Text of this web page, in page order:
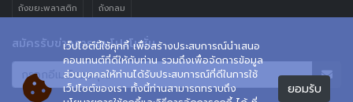
เว็ปไซต์นี้ใช้คุกกี้ เพื่อสร้างประสบการณ์นำเสนอ
คอนเทนต์ที่ดีให้กับท่าน รวมถึงเพื่อจัดการข้อมูล
ส่วนบุคคลให้ท่านได้รับประสบการณ์ที่ดีในการใช้
เว็ปไซต์ของเรา ทั้งนี้ท่านสามารถทราบถึง
ยอมรับ
ถังขยะพลาสติก ถังกลม
สมัครรับข่าวสารและโปรโมชั่น